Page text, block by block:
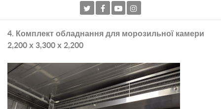
4. Комплект обладнання для морозильної камери
2,200 х 3,300 х 2,200